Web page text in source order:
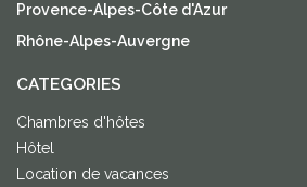
Provence-Alpes-Côte d'Azur
Rhône-Alpes-Auvergne
CATEGORIES
Chambres d'hôtes
Hôtel
Location de vacances